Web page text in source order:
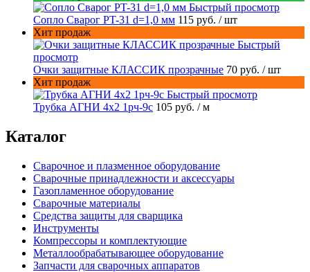
Быстрый просмотр
Сопло Сварог PT-31 d=1,0 мм 115 руб. / шт
Хит продаж
Быстрый
просмотр
Очки защитные КЛАССИК прозрачные 70 руб. / шт
Хит продаж
Быстрый просмотр
Трубка АГНИ 4х2 1рч-9с 105 руб. / м
Каталог
Сварочное и плазменное оборудование
Сварочные принадлежности и аксессуары
Газопламенное оборудование
Сварочные материалы
Средства защиты для сварщика
Инструменты
Компрессоры и комплектующие
Металлообрабатывающее оборудование
Запчасти для сварочных аппаратов